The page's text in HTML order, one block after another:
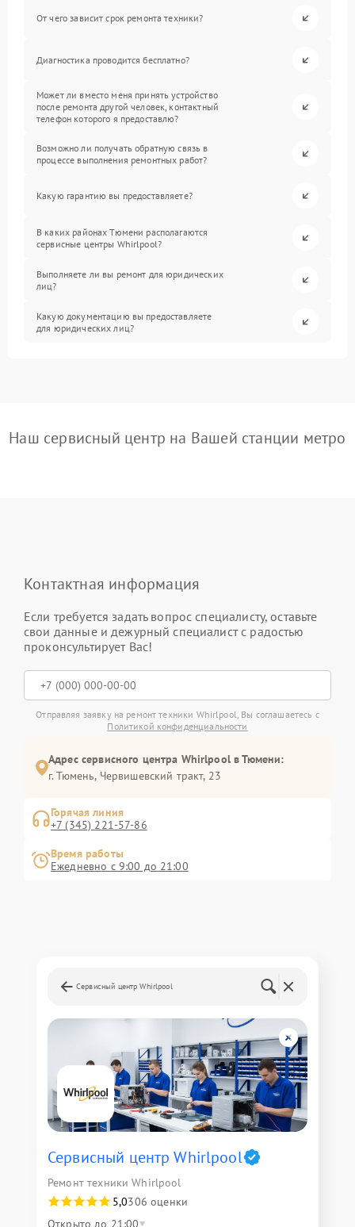
От чего зависит срок ремонта техники?
Диагностика проводится бесплатно?
Может ли вместо меня принять устройство
после ремонта другой человек, контактный
телефон которого я предоставлю?
Возможно ли получать обратную связь в
процессе выполнения ремонтных работ?
Какую гарантию вы предоставляете?
В каких районах Тюмени располагаются
сервисные центры Whirlpool?
Выполняете ли вы ремонт для юридических
лиц?
Какую документацию вы предоставляете
для юридических лиц?
Наш сервисный центр на Вашей станции метро
Контактная информация
Если требуется задать вопрос специалисту, оставьте
свои данные и дежурный специалист с радостью
проконсультирует Вас!
Отправляя заявку на ремонт техники Whirlpool, Вы соглашаетесь с
Политикой конфиденциальности
Адрес сервисного центра Whirlpool в Тюмени:
г. Тюмень, ​Червишевский тракт, 23
Горячая линия
+7 (345) 221-57-86
Время работы
Ежедневно с 9:00 до 21:00
Сервисный центр Whirlpool
Сервисный центр Whirlpool
Ремонт техники Whirlpool
5,0306 оценки
Открыто до 21:00